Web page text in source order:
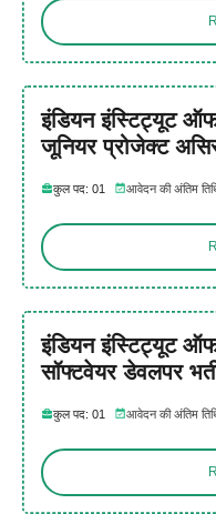
इंडियन इंस्टिट्यूट
जूनियर प्रोजेक्ट
कुल पद: 01 आवेदन की अंतिम
इंडियन इंस्टिट्यूट
सॉफ्टवेयर डेवलपर
कुल पद: 01 आवेदन की अंतिम